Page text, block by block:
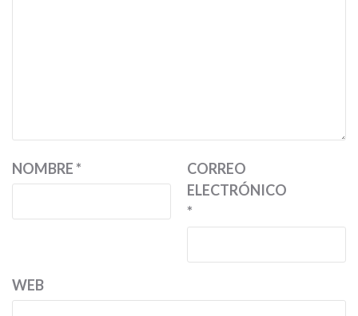
NOMBRE*
CORREO
ELECTRÓNICO
*
WEB